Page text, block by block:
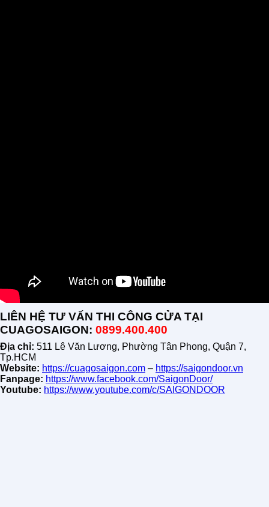
LIÊN HỆ TƯ VẤN THI CÔNG CỬA TẠI
CUAGOSAIGON: 0899.400.400
Địa chỉ: 511 Lê Văn Lương, Phường Tân Phong, Quận 7,
Tp.HCM
Website: https://cuagosaigon.com – https://saigondoor.vn
Fanpage: https://www.facebook.com/SaigonDoor/
Youtube: https://www.youtube.com/c/SAIGONDOOR